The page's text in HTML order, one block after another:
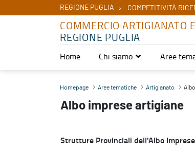
REGIONE PUGLIA COMPETITIVITÀ
COMMERCIO ARTIGIANATO
REGIONE PUGLIA
Home Chi siamo Aree
Albo imprese artigiane - Commercio Artigianato e
Homepage Aree tematiche Artigianato
Albo imprese artigiane
Strutture Provinciali dell'Albo